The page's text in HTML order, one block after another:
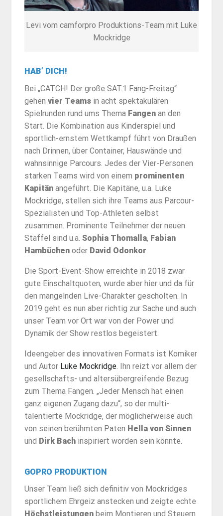
Levi vom camforpro Produktions-Team mit Luke
Mockridge
HAB’ DICH!
Bei „CATCH! Der große SAT.1 Fang-Freitag“
gehen vier Teamsin acht spektakulären
Spielrunden rund ums Thema Fangenan den
Start. Die Kombination aus Kinderspiel und
sportlich-ernstem Wettkampf führt von Draußen
nach Drinnen, über Container, Hauswände und
wahnsinnige Parcours. Jedes der Vier-Personen
starken Teams wird von einem prominenten
Kapitänangeführt. Die Kapitäne, u.a. Luke
Mockridge, stellen sich ihre Teams aus Parcour-
Spezialisten und Top-Athleten selbst
zusammen. Prominente Teilnehmer der neuen
Staffel sind u.a. Sophia Thomalla, Fabian
Hambüchenoder David Odonkor.
Die Sport-Event-Show erreichte in 2018 zwar
gute Einschaltquoten, wurde aber hier und da für
den mangelnden Live-Charakter gescholten. In
2019 geht es nun aber richtig zur Sache und auch
unser Team vor Ort war von der Power und
Dynamik der Show restlos begeistert.
Ideengeber des innovativen Formats ist Komiker
und Autor Luke Mockridge. Ihn reizt vor allem der
gesellschafts- und altersübergreifende Bezug
zum Thema Fangen. „Jeder Mensch hat einen
ganz eigenen Zugang dazu“, so der multi-
talentierte Mockridge, der möglicherweise auch
von seinen berühmten Paten Hella von Sinnen
und Dirk Bachinspiriert worden sein könnte.
GOPRO PRODUKTION
Unser Team ließ sich definitiv von Mockridges
sportlichem Ehrgeiz anstecken und zeigte echte
Höchstleistungenbeim Montieren und Steuern